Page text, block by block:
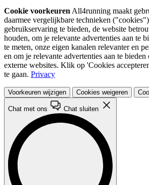
Cookie voorkeuren All4running maakt
daarmee vergelijkbare technieken
gebruikservaring te bieden, de website
houden, om je relevante advertenties aan te
te meten, onze eigen kanalen relevanter en
en om je relevante advertenties aan te bieden
externe websites. Klik op 'Cookies
te gaan. Privacy
Voorkeuren wijzigen Cookies weigeren
Chat met ons Chat sluiten